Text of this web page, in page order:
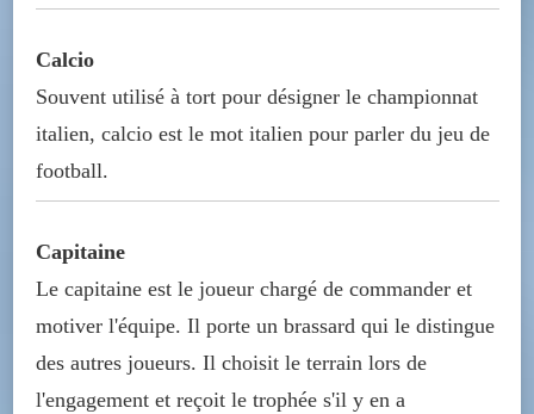
Calcio
Souvent utilisé à tort pour désigner le championnat
italien, calcio est le mot italien pour parler du jeu de
football.
Capitaine
Le capitaine est le joueur chargé de commander et
motiver l'équipe. Il porte un brassard qui le distingue
des autres joueurs. Il choisit le terrain lors de
l'engagement et reçoit le trophée s'il y en a